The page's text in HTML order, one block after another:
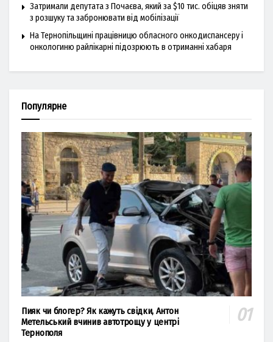
Затримали депутата з Почаєва, який за $10 тис. обіцяв зняти
з розшуку та забронювати від мобілізації
На Тернопільщині працівницю обласного онкодиспансеру і
онкологиню райлікарні підозрюють в отриманні хабаря
Популярне
Пияк чи блогер? Як кажуть свідки, Антон
Метельський вчинив автотрощу у центрі
Тернополя